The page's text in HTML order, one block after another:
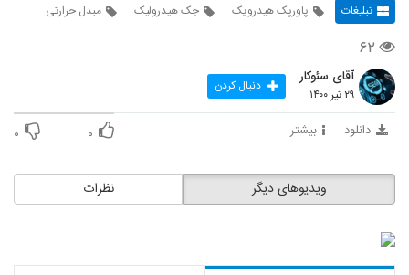
تبلیغات پاورپک هیدرویک جک هیدرولیک مبدل حرارتی
۶۲
آقای سئوکار
۲۹ تیر ۱۴۰۰ دنبال کردن
دانلود بیشتر ۰ ۰
نظرات ویدیوهای دیگر